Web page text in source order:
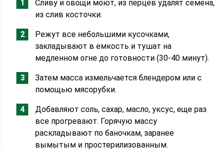
Сливу и овощи моют, из перцев удалят семена,
из слив косточки.
Режут все небольшими кусочками,
закладывают в емкость и тушат на
медленном огне до готовности (30-40 минут).
Затем масса измельчается блендером или с
помощью мясорубки.
Добавляют соль, сахар, масло, уксус, еще раз
все прогревают. Горячую массу
раскладывают по баночкам, заранее
вымытым и простерилизованным.